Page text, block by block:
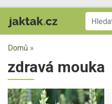
Domů »
zdravá mouka